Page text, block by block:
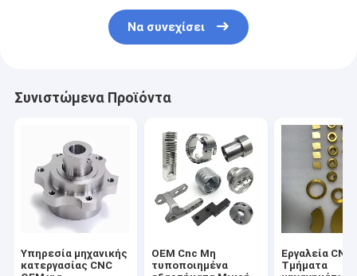
Να συνεχίσει
Συνιστώμενα Προϊόντα
Υπηρεσία μηχανικής
κατεργασίας CNC
OEM Cnc Μη
τυποποιημένα
Εργαλεία CNC
Τμήματα